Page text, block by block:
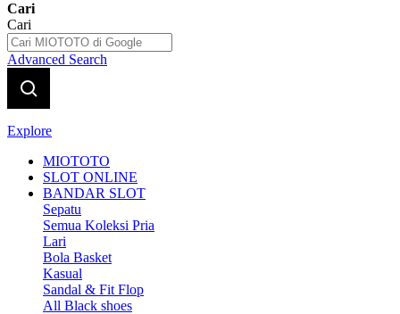
Cari
Cari
Advanced Search
Explore
MIOTOTO
SLOT ONLINE
BANDAR SLOT
Sepatu
Semua Koleksi Pria
Lari
Bola Basket
Kasual
Sandal & Fit Flop
All Black shoes